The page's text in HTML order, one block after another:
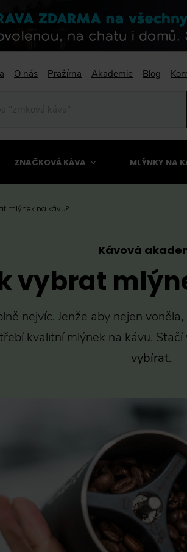
O nás Pražírna Akademie Blog
ZNAČKOVÁ KÁVA MLÝNKY NA
mlýnek na kávu?
Kávová
vybrat
nejvíc. Jenže aby nejen voněla,
kvalitnímlýnek na kávu. Stačí
vybírat.